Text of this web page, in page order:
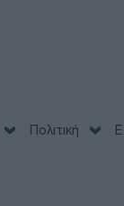
Πολιτική